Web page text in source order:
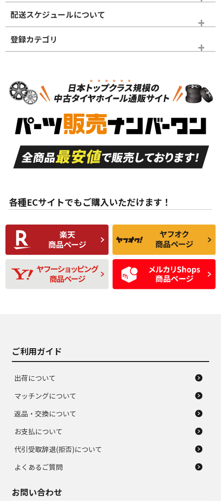
※商品ランクは出品者の主観により判断しておりますので、あら
かじめご了承ください。
ホイールランク
S
品）
S
新車外し品（新古
付き
A
走行距離も少なく、
目立つ傷もほとんど
ない中古品
A
走行距離も少なく、
非常に状態の良い中
古品
な中古品
んどない中古品
C
使用感や傷があり、
比較的きれいな中古
品
C
偏磨耗・劣化は感じ
られるが、使用に問
題のない中古品
D
使用感や目立つ傷が
あり、一般的な中古
品
D
残り溝も少なく、偏
磨耗がみられ、短期
間使用できるくらい
の中古品
配送スケジュールについて
登録カテゴリ
スタッドレスタイヤホイールセット
各種ECサイトでもご購入いただけます！
ご利用ガイド
出荷について
マッチングについて
返品・交換について
お支払について
代引受取辞退(拒否)について
よくあるご質問
お問い合わせ